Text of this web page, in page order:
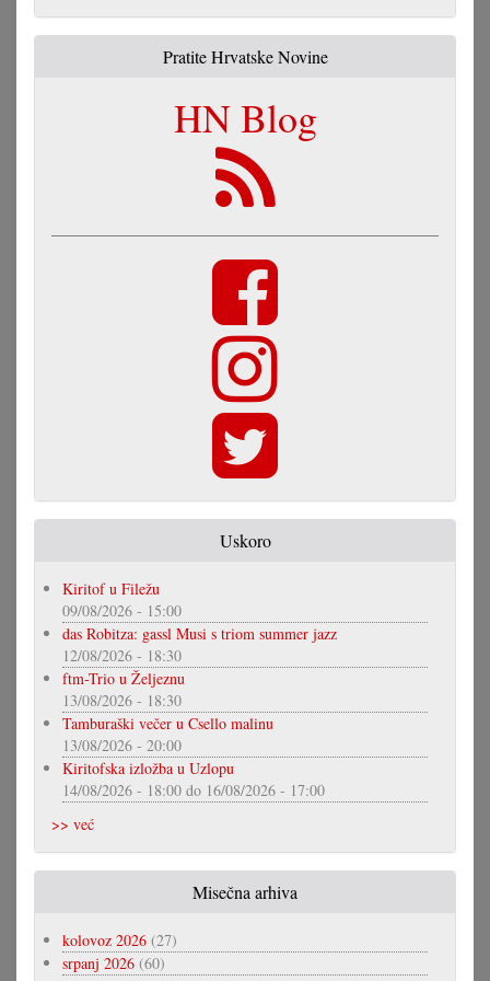
Pratite Hrvatske Novine
HN Blog
Uskoro
Kiritof u Filežu
09/08/2026 - 15:00
das Robitza: gassl Musi s triom summer jazz
12/08/2026 - 18:30
ftm-Trio u Željeznu
13/08/2026 - 18:30
Tamburaški večer u Csello malinu
13/08/2026 - 20:00
Kiritofska izložba u Uzlopu
14/08/2026 - 18:00 do 16/08/2026 - 17:00
>> već
Misečna arhiva
kolovoz 2026 (27)
srpanj 2026 (60)